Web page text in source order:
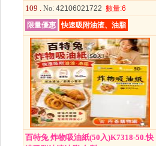
109 . No: 42106021722 數量:6
限量優惠 快速吸附油渣、油脂
百特兔 炸物吸油紙(50入)K7318-50.快